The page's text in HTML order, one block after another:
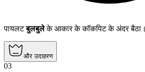
पायलटबुलबुलेके आकार के कॉकपिट के अंदर बैठा।
और उदाहरण
03